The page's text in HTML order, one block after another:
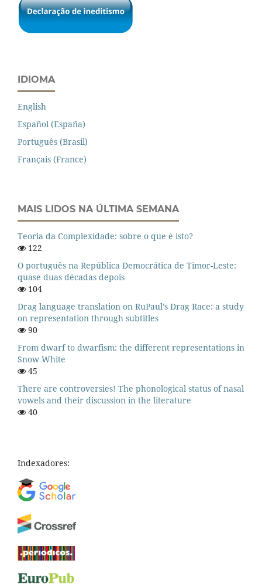
IDIOMA
English
Español (España)
Português (Brasil)
Français (France)
MAIS LIDOS NA ÚLTIMA SEMANA
Teoria da Complexidade: sobre o que é isto?
122
O português na República Democrática de Timor-Leste:
quase duas décadas depois
104
Drag language translation on RuPaul’s Drag Race: a study
on representation through subtitles
90
From dwarf to dwarfism: the different representations in
Snow White
45
There are controversies! The phonological status of nasal
vowels and their discussion in the literature
40
Indexadores: